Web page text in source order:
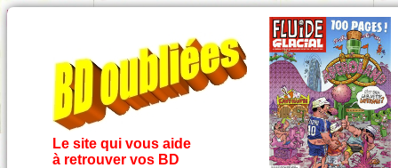
Le site qui vous aide
à retrouver vos BD